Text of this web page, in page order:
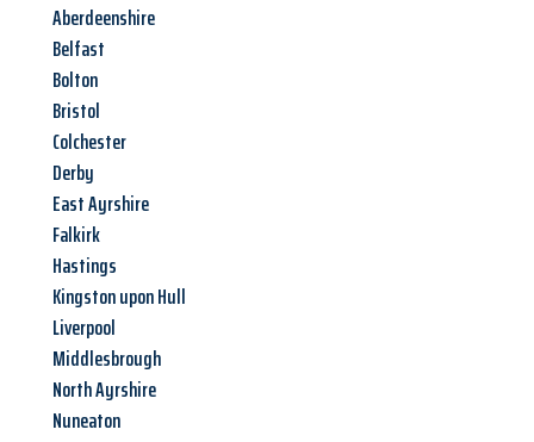
Aberdeenshire
Belfast
Bolton
Bristol
Colchester
Derby
East Ayrshire
Falkirk
Hastings
Kingston upon Hull
Liverpool
Middlesbrough
North Ayrshire
Nuneaton